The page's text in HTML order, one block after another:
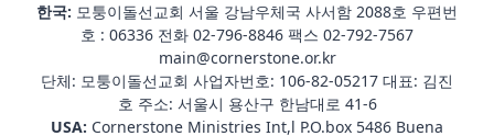
한국: 모퉁이돌선교회 서울 강남우체국 사서함 2088호 우편번
호 : 06336 전화 02-796-8846 팩스 02-792-7567
main@cornerstone.or.kr
단체: 모퉁이돌선교회 사업자번호: 106-82-05217 대표: 김진
호 주소: 서울시 용산구 한남대로 41-6
USA: Cornerstone Ministries Int,l P.O.box 5486 Buena